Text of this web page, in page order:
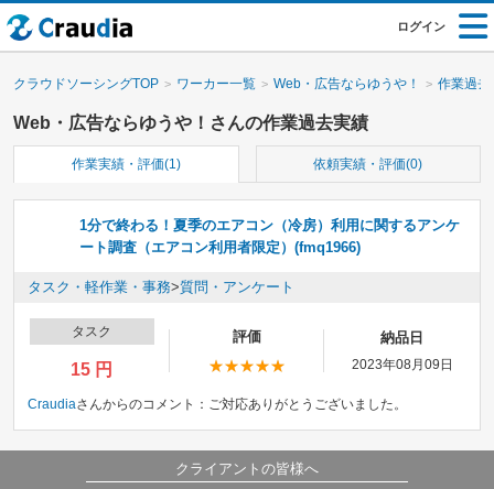
ログイン
クラウドソーシングTOP ワーカー一覧 Web・広告ならゆうや！ 作業過去
Web・広告ならゆうや！さんの作業過去実績
作業実績・評価(1) 依頼実績・評価(0)
1分で終わる！夏季のエアコン（冷房）利用に関するアンケ
ート調査（エアコン利用者限定）(fmq1966)
タスク・軽作業・事務>質問・アンケート
タスク
15 円
評価 納品日
2023年08月09日
Craudiaさんからのコメント： ご対応ありがとうございました。
クライアントの皆様へ